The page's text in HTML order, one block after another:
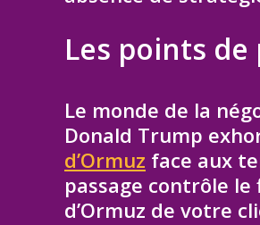
Les points
Le monde de la
Donald Trump
d’Ormuz face aux
passage contrôle
d’Ormuz de votre